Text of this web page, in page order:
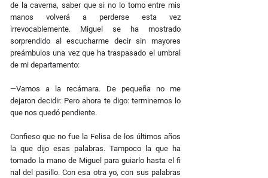
de la caverna, saber que si no lo tomo entre mis
manos volverá a perderse esta vez
irrevocablemente. Miguel se ha mostrado
sorprendido al escucharme decir sin mayores
preámbulos una vez que ha traspasado el umbral
de mi departamento:
—Vamos a la recámara. De pequeña no me
dejaron decidir. Pero ahora te digo: terminemos lo
que nos quedó pendiente.
Conﬁeso que no fue la Felisa de los últimos años
la que dijo esas palabras. Tampoco la que ha
tomado la mano de Miguel para guiarlo hasta el ﬁ
nal del pasillo. Con esa otra yo, con sus palabras